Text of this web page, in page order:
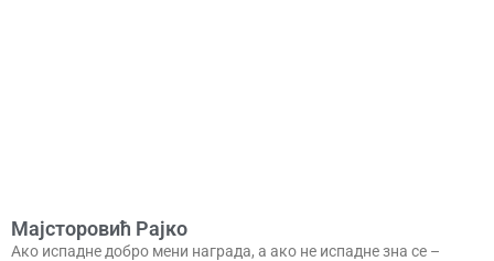
Мајсторовић Рајко
Ако испадне добро мени награда, а ако не испадне зна се –